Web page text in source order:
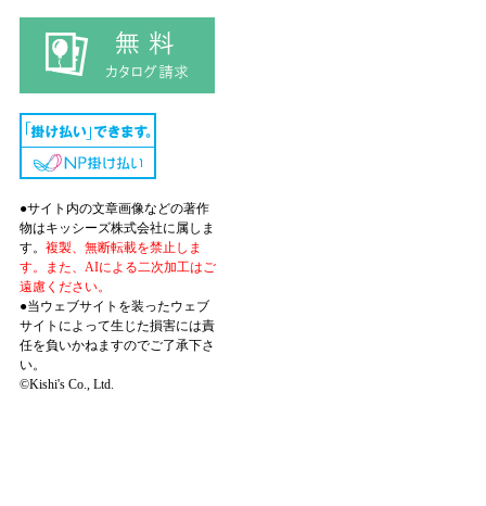
●サイト内の文章画像などの著作
物はキッシーズ株式会社に属しま
す。 複製、無断転載を禁止しま
す。また、AIによる二次加工はご
遠慮ください。
●当ウェブサイトを装ったウェブ
サイトによって生じた損害には責
任を負いかねますのでご了承下さ
い。
©Kishi's Co., Ltd.